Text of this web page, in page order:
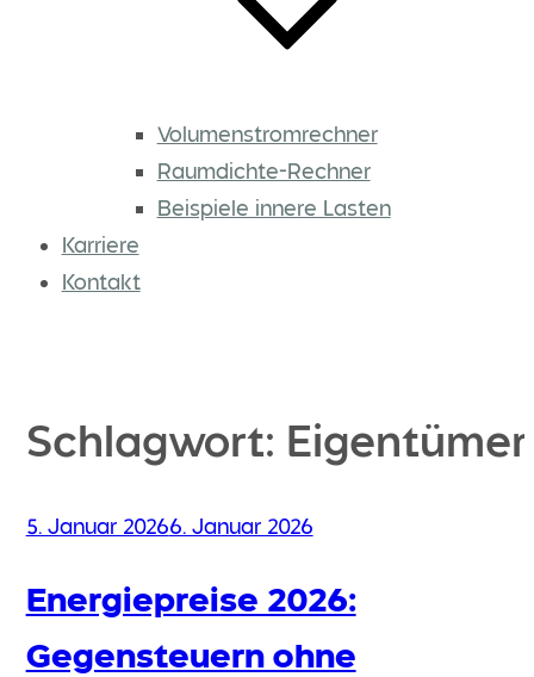
Volumenstromrechner
Raumdichte-Rechner
Beispiele innere Lasten
Karriere
Kontakt
Schlagwort: Eigentümer
Veröffentlicht
5. Januar 20266. Januar 2026
Energiepreise 2026:
Gegensteuern ohne